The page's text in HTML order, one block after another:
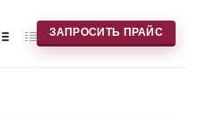
ЗАПРОСИТЬ ПРАЙС